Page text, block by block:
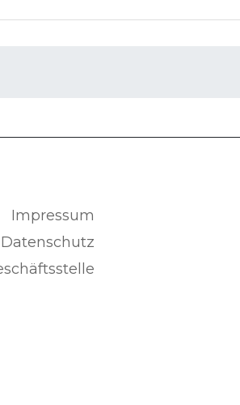
Impressum
Datenschutz